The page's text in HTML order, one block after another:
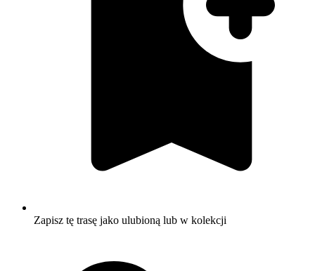
Zapisz tę trasę jako ulubioną lub w kolekcji